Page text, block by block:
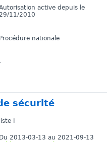
active depuis le
11/2010
Procédure nationale
sécurité
liste I
Du 2013-03-13 au 2021-09-13